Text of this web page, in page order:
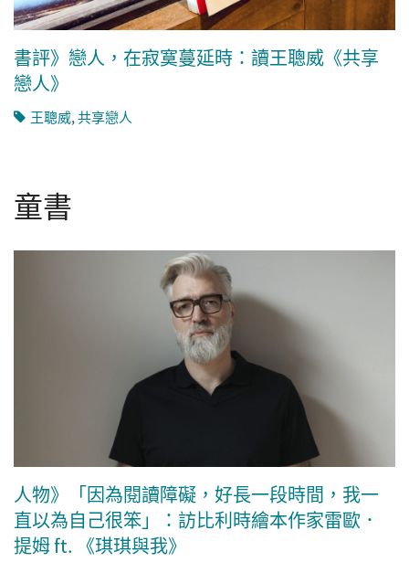
書評》戀人，在寂寞蔓延時：讀王聰威《共享
戀人》
王聰威,共享戀人
童書
人物》「因為閱讀障礙，好長一段時間，我一
直以為自己很笨」：訪比利時繪本作家雷歐．
提姆 ft. 《琪琪與我》